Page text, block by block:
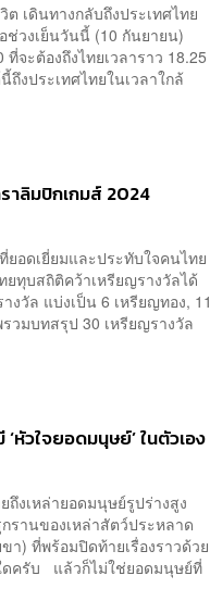
เดินทางกลับถึงประเทศไทย
ช่วงเย็นวันนี้ (10 กันยายน)
จะต้องถึงไทยเวลาราว 18.25
งประเทศไทยในเวลาใกล้
าลิมปิกเกมส์ 2024
อดเยี่ยมและประทับใจคนไทย
ทุบสถิติคว้าเหรียญรางวัลได้
งวัล แบ่งเป็น 6 เหรียญทอง, 11
วมบทสรุป 30 เหรียญรางวัล
หัวใจยอดมนุษย์’ ในตัวเอง
งเหล่ายอดมนุษย์รูปร่างสูง
รานของเหล่าสัตว์ประหลาด
) ที่พร้อมปิดท้ายเรื่องราวด้วย
ดครับ แล้วก็ไม่ใช่ยอดมนุษย์ที่